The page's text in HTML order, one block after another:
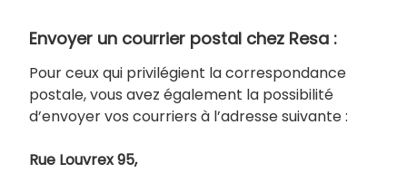
Envoyer un courrier postal chez Resa :
Pour ceux qui privilégient la correspondance
postale, vous avez également la possibilité
d’envoyer vos courriers à l’adresse suivante :
Rue Louvrex 95,